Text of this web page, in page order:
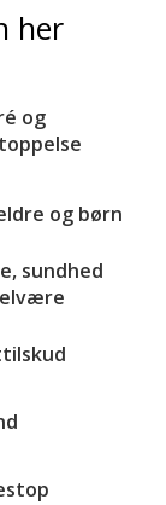
her
og
og børn
sundhed